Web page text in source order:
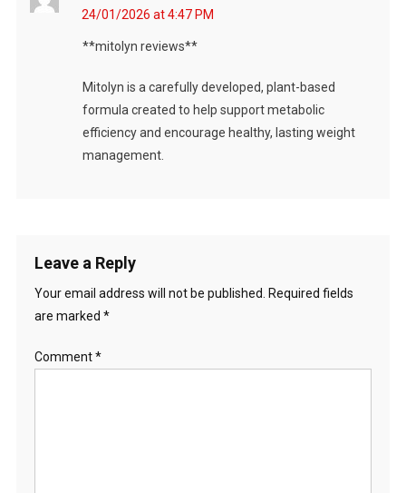
24/01/2026 at 4:47 PM
**mitolyn reviews**
Mitolyn is a carefully developed, plant-based
formula created to help support metabolic
efficiency and encourage healthy, lasting weight
management.
Leave a Reply
Your email address will not be published.
Required fields
are marked *
Comment*